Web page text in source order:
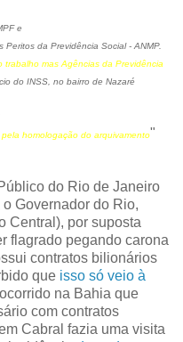
e
da Previdência Social - ANMP.
mas Agências da Previdência
do INSS, no bairro de Nazaré
homologação do arquivamento"
do Rio de Janeiro
o Governador do Rio,
Central), por suposta
flagrado pegando carona
contratos bilionários
que isso só veio à
ocorrido na Bahia que
com contratos
Cabral fazia uma visita